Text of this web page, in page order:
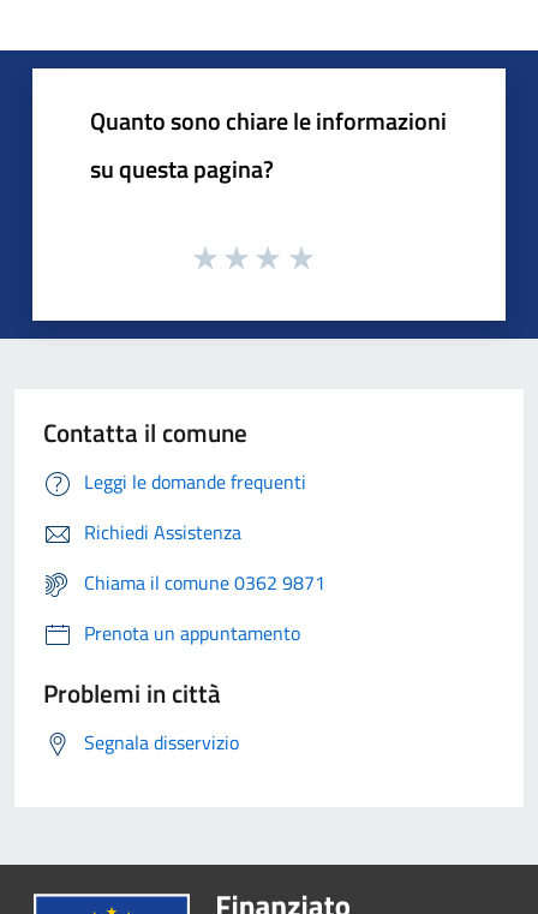
Quanto sono chiare le informazioni
su questa pagina?
Contatta il comune
Leggi le domande frequenti
Richiedi Assistenza
Chiama il comune 0362 9871
Prenota un appuntamento
Problemi in città
Segnala disservizio